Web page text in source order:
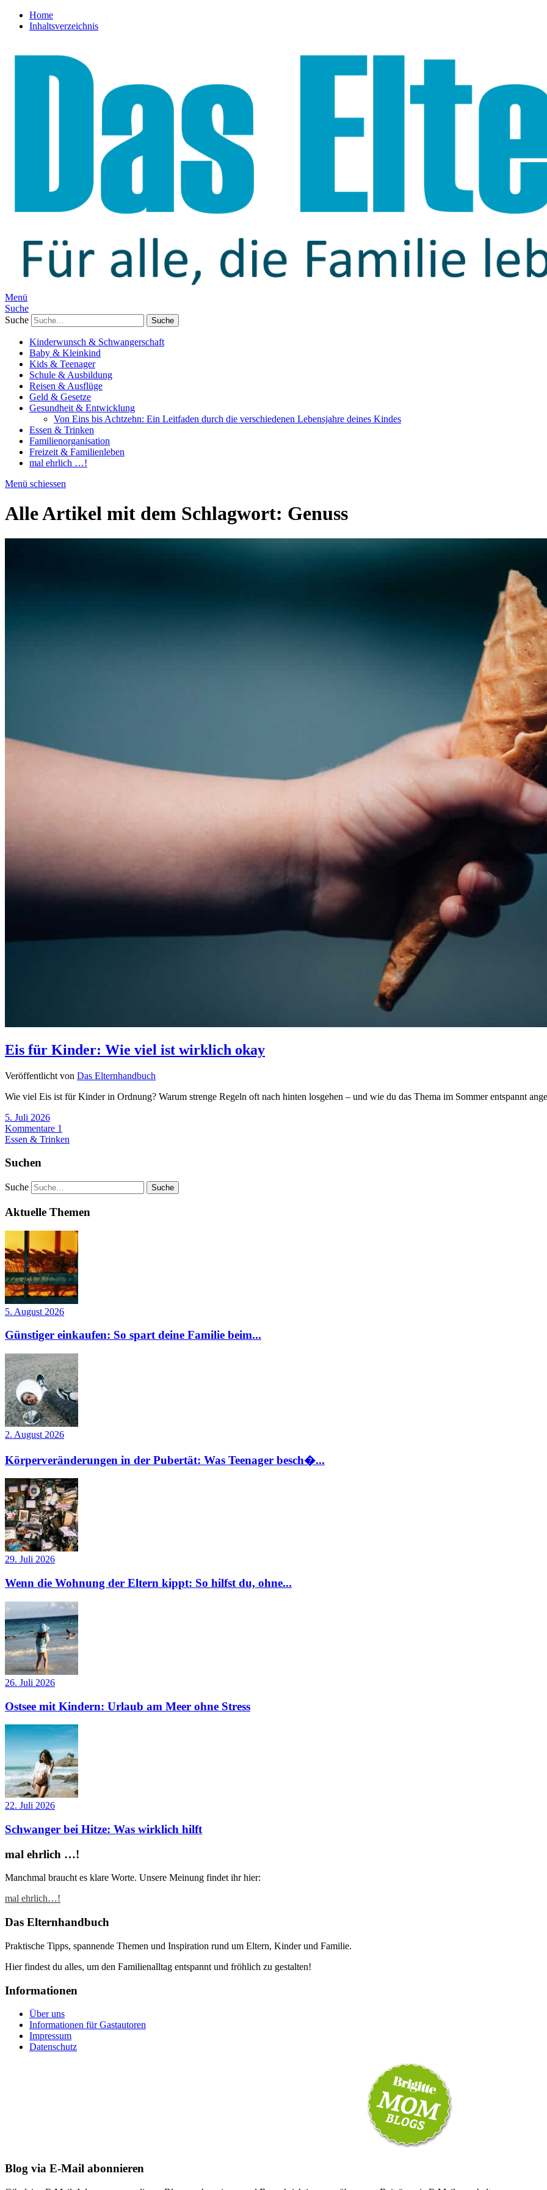
Home
Inhaltsverzeichnis
Menü
Suche
Suche
Kinderwunsch & Schwangerschaft
Baby & Kleinkind
Kids & Teenager
Schule & Ausbildung
Reisen & Ausflüge
Geld & Gesetze
Gesundheit & Entwicklung
Von Eins bis Achtzehn: Ein Leitfaden durch die verschiedenen Lebensjahre deines Kindes
Essen & Trinken
Familienorganisation
Freizeit & Familienleben
mal ehrlich …!
Menü schiessen
Alle Artikel mit dem Schlagwort: Genuss
Eis für Kinder: Wie viel ist wirklich okay
Veröffentlicht von Das Elternhandbuch
Wie viel Eis ist für Kinder in Ordnung? Warum strenge Regeln oft nach hinten losgehen – und wie du das Thema im Sommer entspannt
5. Juli 2026
Kommentare 1
Essen & Trinken
Suchen
Suche
Aktuelle Themen
5. August 2026
Günstiger einkaufen: So spart deine Familie beim...
2. August 2026
Körperveränderungen in der Pubertät: Was Teenager besch�...
29. Juli 2026
Wenn die Wohnung der Eltern kippt: So hilfst du, ohne...
26. Juli 2026
Ostsee mit Kindern: Urlaub am Meer ohne Stress
22. Juli 2026
Schwanger bei Hitze: Was wirklich hilft
mal ehrlich …!
Manchmal braucht es klare Worte. Unsere Meinung findet ihr hier:
mal ehrlich…!
Das Elternhandbuch
Praktische Tipps, spannende Themen und Inspiration rund um Eltern, Kinder und Familie.
Hier findest du alles, um den Familienalltag entspannt und fröhlich zu gestalten!
Informationen
Über uns
Informationen für Gastautoren
Impressum
Datenschutz
Blog via E-Mail abonnieren